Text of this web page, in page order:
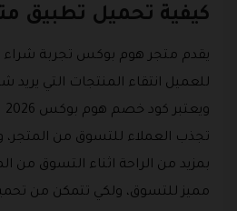
كيفية تحميل تطبيق
يقدم متجر هوم بوكس تجربة شراء
للعميل انتقاء المنتجات التي يريد
تجذب العملاء للتسوق من
بمزيد من الراحة اثناء التسوق من
مميز للتسوق، ولكي تتمكن من